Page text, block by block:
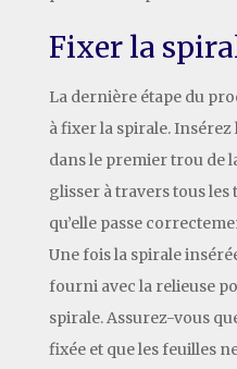
Fixer la
La dernière étape du
à fixer la spirale. Insérez
dans le premier trou de
glisser à travers tous
qu’elle passe
Une fois la spirale
fourni avec la relieuse
spirale. Assurez-vous
fixée et que les feuilles